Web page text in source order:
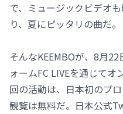
で、ミュージックビデオ
り、夏にピッタリの曲だ。
そんなKEEMBOが、8月
ォームFC LIVEを通じて
回の活動は、日本初のプ
観覧は無料だ。日本公式